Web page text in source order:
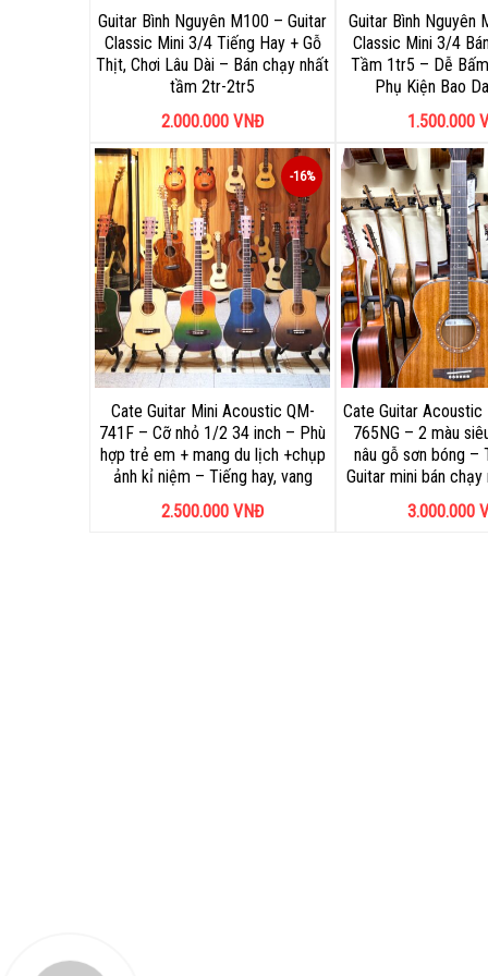
Guitar Bình Nguyên M100 – Guitar
Classic Mini 3/4 Tiếng Hay + Gỗ
Thịt, Chơi Lâu Dài – Bán chạy nhất
tầm 2tr-2tr5
2.000.000 VNĐ
Guitar Bình Nguyên
Classic Mini 3/4
Tầm 1tr5 – Dễ
Phụ Kiện Bao
1.500.000
-16%
Cate Guitar Mini Acoustic QM-
741F – Cỡ nhỏ 1/2 34 inch – Phù
hợp trẻ em + mang du lịch +chụp
ảnh kỉ niệm – Tiếng hay, vang
2.500.000 VNĐ
Cate Guitar
765NG – 2 màu
nâu gỗ sơn bóng –
Guitar mini bán
3.000.000